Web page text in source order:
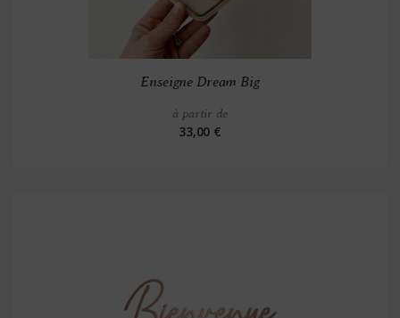
Enseigne Dream Big
à partir de
33,00 €